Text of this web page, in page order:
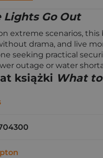
Go Out
extreme scenarios,
drama, and live
seeking practical
outage or water
książki What